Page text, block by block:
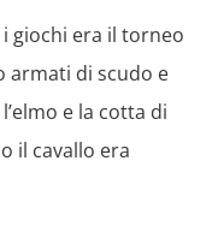
giochi era il torneo
armati di scudo e
e la cotta di
il cavallo era